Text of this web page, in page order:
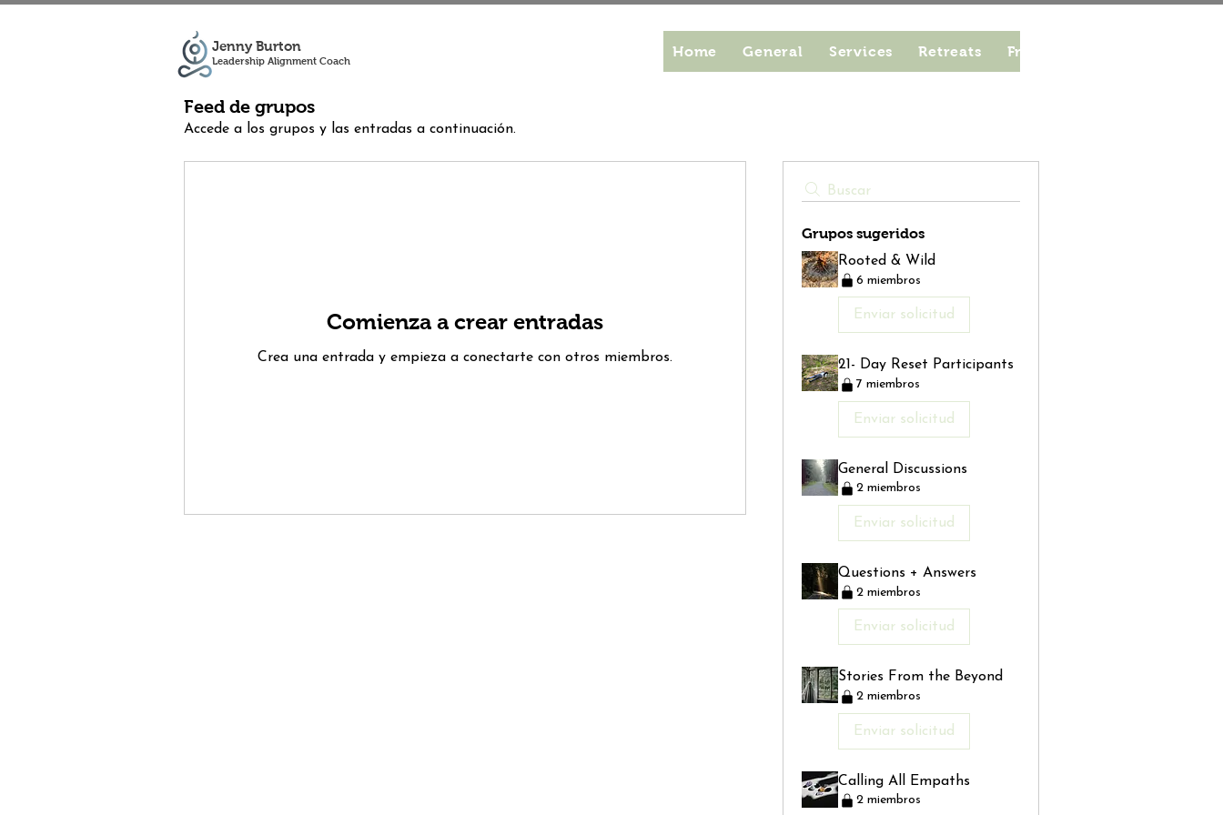
Jenny Burton
Leadership Alignment Coach
Home General Services Retreats From Seed to Bloom
Feed de grupos
Accede a los grupos y las entradas a continuación.
Buscar
Grupos sugeridos
Rooted & Wild
6 miembros
Enviar solicitud
21- Day Reset Participants
7 miembros
Enviar solicitud
General Discussions
2 miembros
Enviar solicitud
Questions + Answers
2 miembros
Enviar solicitud
Stories From the Beyond
2 miembros
Enviar solicitud
Calling All Empaths
2 miembros
Comienza a crear entradas
Crea una entrada y empieza a conectarte con otros miembros.